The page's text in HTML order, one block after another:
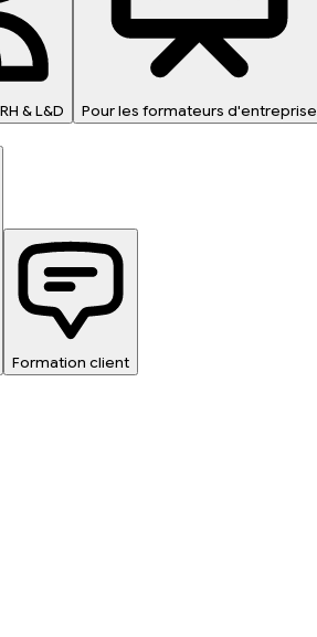
& L&D Pour les formateurs d'entreprise
Formation client